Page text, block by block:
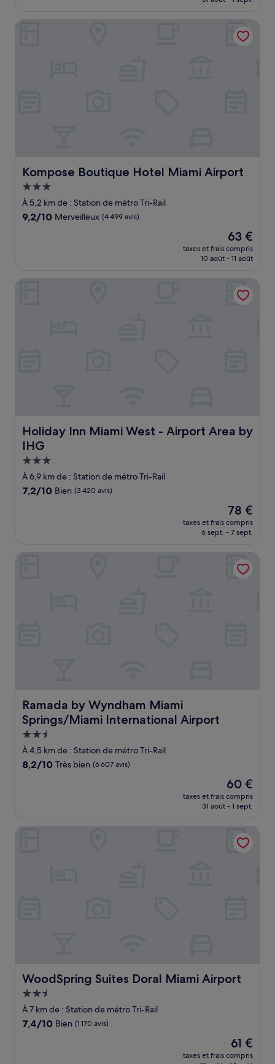
de
98 €
Kompose Boutique Hotel Miami Airport
Kompose Boutique Hotel Miami Airport
Hébergement
3.0 étoiles
À 5,2 km de : Station de métro Tri-Rail
9.2
9,2/10 Merveilleux (4 499 avis)
Le
nouveau
prix
de
63 €
63 €
taxes et frais compris
10 août - 11 août
Holiday Inn Miami West - Airport Area by
IHG
Holiday Inn Miami West - Airport Area by IHG
Hébergement
3.0 étoiles
À 6,9 km de : Station de métro Tri-Rail
7.2
7,2/10 Bien (3 420 avis)
Le
nouveau
prix
de
78 €
78 €
taxes et frais compris
6 sept. - 7 sept.
Ramada by Wyndham Miami
Springs/Miami International Airport
Ramada by Wyndham Miami Springs/Miami
Hébergement
2.5 étoiles
À 4,5 km de : Station de métro Tri-Rail
8.2
8,2/10 Très bien (6 607 avis)
Le
nouveau
prix
de
60 €
60 €
taxes et frais compris
31 août - 1 sept.
Ramada by Wyndham Miami Springs/Miami International
WoodSpring Suites Doral Miami Airport
WoodSpring Suites Doral Miami Airport
Hébergement
2.5 étoiles
À 7 km de : Station de métro Tri-Rail
7.4
7,4/10 Bien (1 170 avis)
Le
nouveau
61 €
taxes et frais compris